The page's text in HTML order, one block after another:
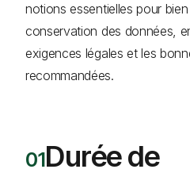
notions essentielles pour
conservation des données,
exigences légales et les
recommandées.
Durée de